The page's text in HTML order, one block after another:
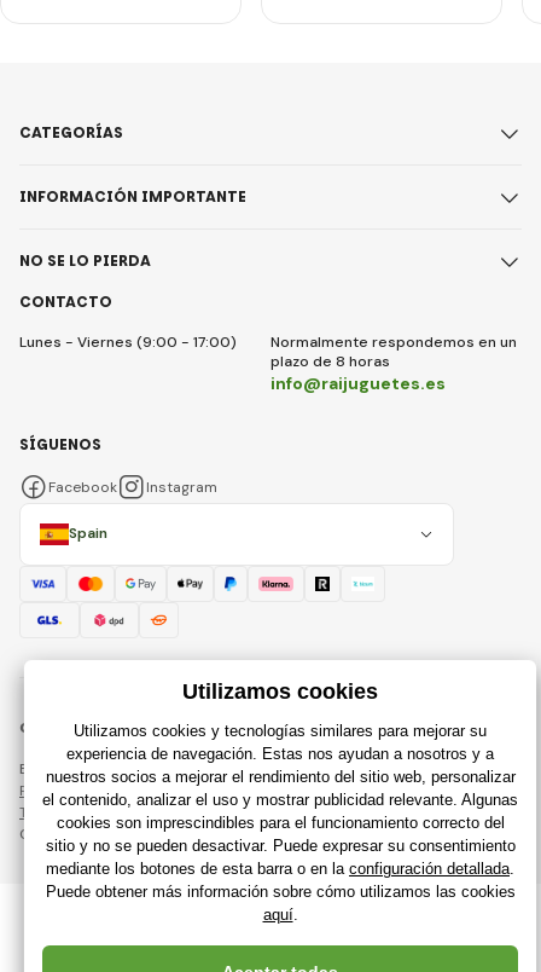
CONTACTO
Lunes - Viernes (9:00 - 17:00)
Normalmente respondemos en un
plazo de 8 horas
info@raijuguetes.es
CATEGORÍAS
INFORMACIÓN IMPORTANTE
NO SE LO PIERDA
Spain
SÍGUENOS
Facebook Instagram
© 2018 - 2026 Raijuguetes.es, Todos los derechos reservados
Esta página está protegida por reCAPTCHA y se aplican
Política de privacidad
compañías de Google y su
Términos y condiciones
Creación de tiendas en línea eficientes desdeRIESENIA